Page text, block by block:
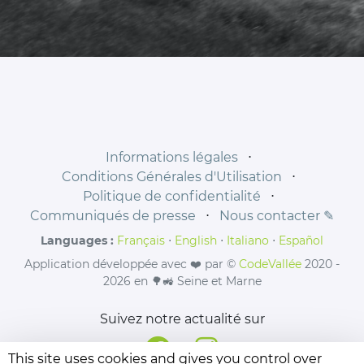
Informations légales
⋅
Conditions Générales d'Utilisation
⋅
Politique de confidentialité
⋅
Communiqués de presse
⋅ Nous contacter ✎
Languages : Français ⋅ English ⋅ Italiano ⋅ Español
Application développée avec ❤️ par © CodeVallée 2020 -
2026 en 🌳🚜 Seine et Marne
Suivez notre actualité sur
This site uses cookies and gives you control over